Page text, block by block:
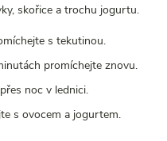
skořice a trochu jogurtu.
s tekutinou.
promíchejte znovu.
noc v lednici.
s ovocem a jogurtem.